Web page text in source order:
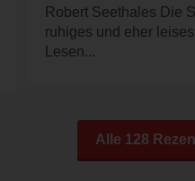
Robert Seethales Die
ruhiges und eher
Lesen...
Alle 128